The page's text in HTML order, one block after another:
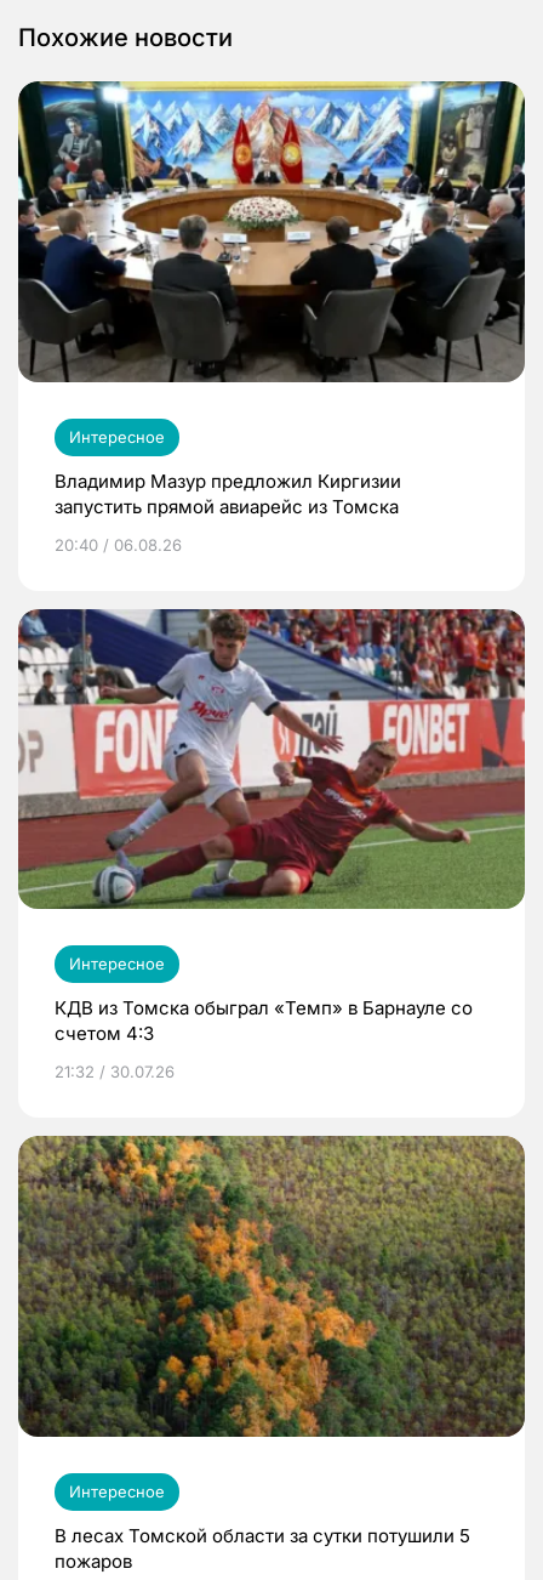
Похожие новости
Интересное
Владимир Мазур предложил Киргизии
запустить прямой авиарейс из Томска
20:40 / 06.08.26
Интересное
КДВ из Томска обыграл «Темп» в Барнауле со
счетом 4:3
21:32 / 30.07.26
Интересное
В лесах Томской области за сутки потушили 5
пожаров